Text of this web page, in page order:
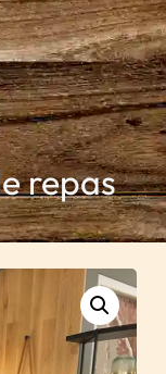
repas